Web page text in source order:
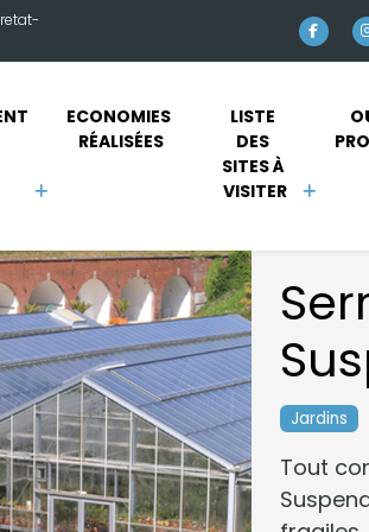
ECONOMIES
RÉALISÉES
LISTE
DES
SITES À
VISITER
Jardins
Tout